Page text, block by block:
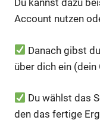
Du kannst dazu
Account nutzen
Danach gibst
über dich ein (dein
Du wählst das
den das fertige